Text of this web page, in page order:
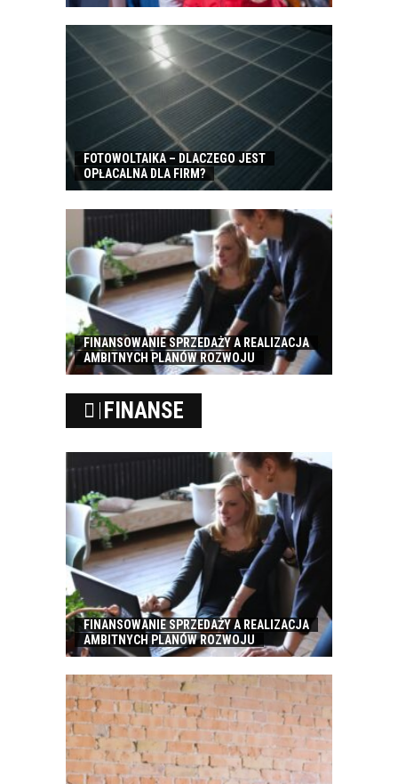
FOTOWOLTAIKA – DLACZEGO JEST
OPŁACALNA DLA FIRM?
FINANSOWANIE SPRZEDAŻY A REALIZACJA
AMBITNYCH PLANÓW ROZWOJU
FINANSE
FINANSOWANIE SPRZEDAŻY A REALIZACJA
AMBITNYCH PLANÓW ROZWOJU